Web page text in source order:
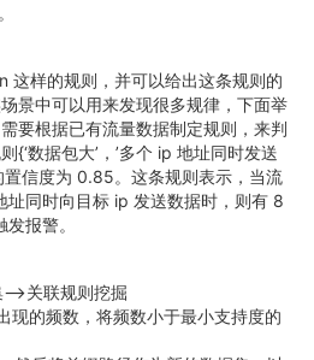
这样的规则，并可以给出这条规则的
景中可以用来发现很多规律，下面举
要根据已有流量数据制定规则，来判
{‘数据包大’，’多个 ip 地址同时发送
置信度为 0.85。这条规则表示，当流
址同时向目标 ip 发送数据时，则有 8
报警。
关联规则挖掘
现的频数，将频数小于最小支持度的